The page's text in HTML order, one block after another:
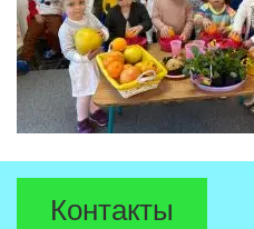
Контакты